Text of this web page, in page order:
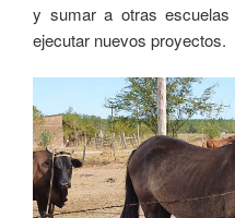
y sumar a otras
ejecutar nuevos proyectos.